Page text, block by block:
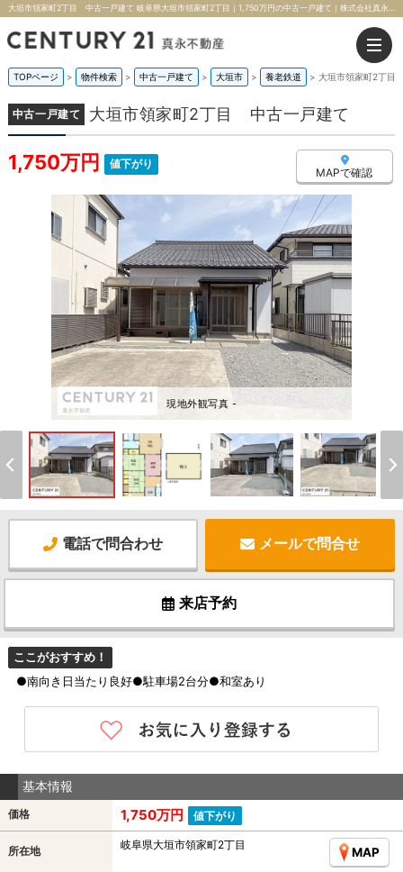
TOPページ > 物件検索 > 中古一戸建て > 大垣市 > 養老鉄道 > 大垣市領家町2丁目
中古一戸建て 大垣市領家町2丁目 中古一戸建て
1,750万円 値下がり
MAPで確認
現地外観写真 -
電話で問合わせ メールで問合せ
来店予約
ここがおすすめ！
●南向き日当たり良好●駐車場2台分●和室あり
基本情報
価格 1,750万円 値下がり
所在地 岐阜県大垣市領家町2丁目
MAP